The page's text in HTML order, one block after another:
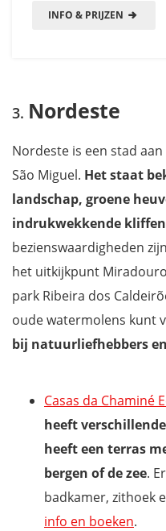
INFO & PRIJZEN
Nordeste
Nordeste is een stad
São Miguel. Het staat
landschap, groene
indrukwekkende
bezienswaardigheden
het uitkijkpunt
park Ribeira dos
oude watermolens kunt
bij natuurliefhebbers
Casas da Chaminé
heeft
heeft een terras
bergen of de zee.
badkamer, zithoek
info en boeken.